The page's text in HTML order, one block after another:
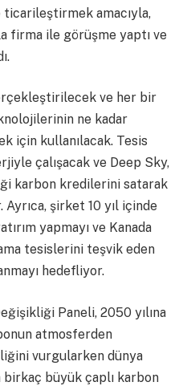
amacıyla,
firma ile görüşme yaptı ve
ve her bir
ne kadar
için kullanılacak. Tesis
çalışacak ve Deep Sky,
karbon kredilerini satarak
şirket 10 yıl içinde
yapmayı ve Kanada
tesislerini teşvik eden
hedefliyor.
Paneli, 2050 yılına
atmosferden
vurgularken dünya
birkaç büyük çaplı karbon